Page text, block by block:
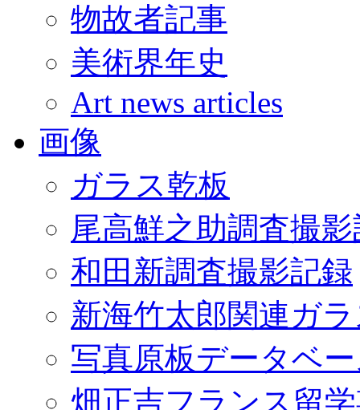
物故者記事
美術界年史
Art news articles
画像
ガラス乾板
尾高鮮之助調査撮
和田新調査撮影記録
新海竹太郎関連ガ
写真原板データベ
畑正吉フランス留